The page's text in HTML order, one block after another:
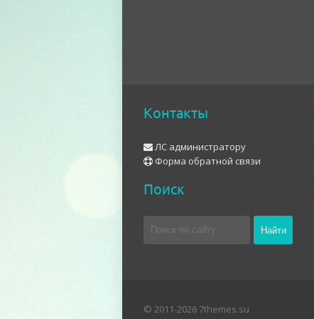
Контакты
ЛС администратору
Форма обратной связи
Поиск
© 2011-2026 7themes.su